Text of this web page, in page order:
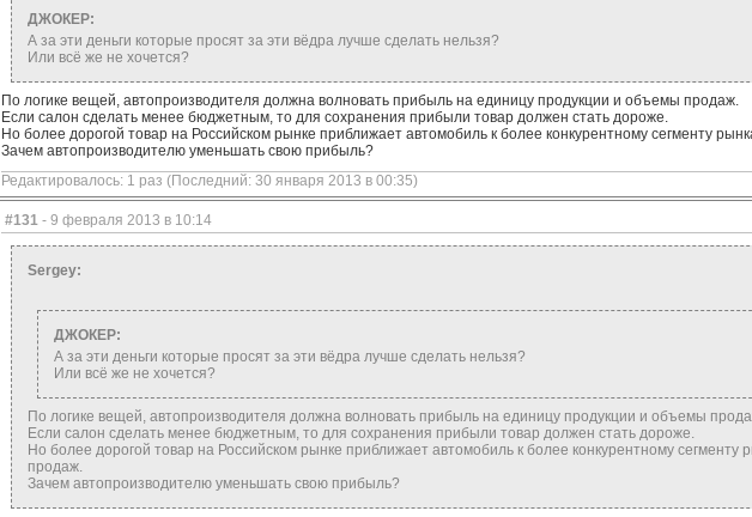
ДЖОКЕР:
А за эти деньги которые просят за эти вёдра лучше сделать нельзя?
Или всё же не хочется?
По логике вещей, автопроизводителя должна волновать прибыль на единицу продукции и объемы продаж.
Если салон сделать менее бюджетным, то для сохранения прибыли товар должен стать дороже.
Но более дорогой товар на Российском рынке приближает автомобиль к более конкурентному сегменту
Зачем автопроизводителю уменьшать свою прибыль?
Редактировалось: 1 раз (Последний: 30 января 2013 в 00:35)
#131 - 9 февраля 2013 в 10:14
Sergey:
ДЖОКЕР:
А за эти деньги которые просят за эти вёдра лучше сделать нельзя?
Или всё же не хочется?
По логике вещей, автопроизводителя должна волновать прибыль на единицу продукции и объемы
Если салон сделать менее бюджетным, то для сохранения прибыли товар должен стать дороже.
Но более дорогой товар на Российском рынке приближает автомобиль к более конкурентному
продаж.
Зачем автопроизводителю уменьшать свою прибыль?